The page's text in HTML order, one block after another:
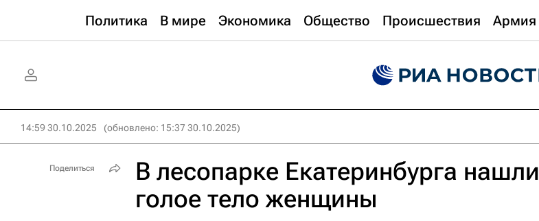
Политика В мире Экономика Общество Происшествия Армия
14:59 30.10.2025 (обновлено: 15:37 30.10.2025)
В лесопарке Екатеринбурга нашли
голое тело женщины
Поделиться